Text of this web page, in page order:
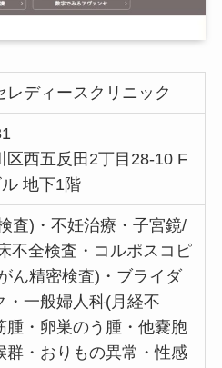
レディースクリニック
区西五反田2丁目28-10 F
地下1階
査)・不妊治療・子宮鏡/
不全検査・コルポスコピ
ん精密検査)・ブライダ
・一般婦人科(月経不
腫・卵巣のう腫・他嚢胞
群・おりもの異常・性感